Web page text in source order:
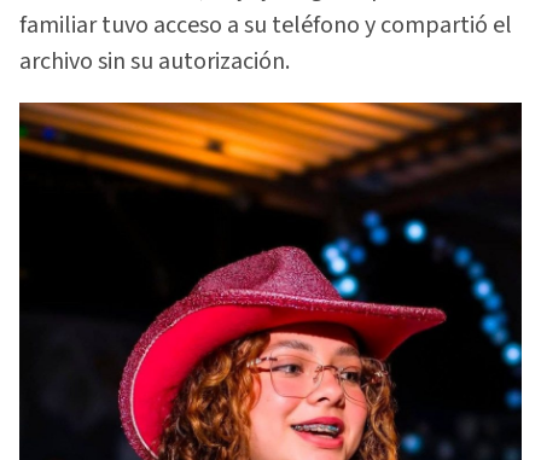
familiar tuvo acceso a su teléfono y compartió el
archivo sin su autorización.